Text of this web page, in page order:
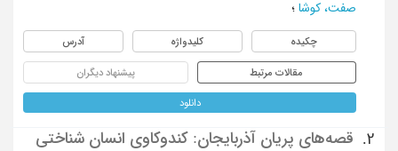
صفت، کوشا ؛
چکیده کلیدواژه آدرس
مقالات مرتبط پیشنهاد دیگران
دانلود
2.
قصه‌های پریان آذربایجان: کندوکاوی انسان شناختی